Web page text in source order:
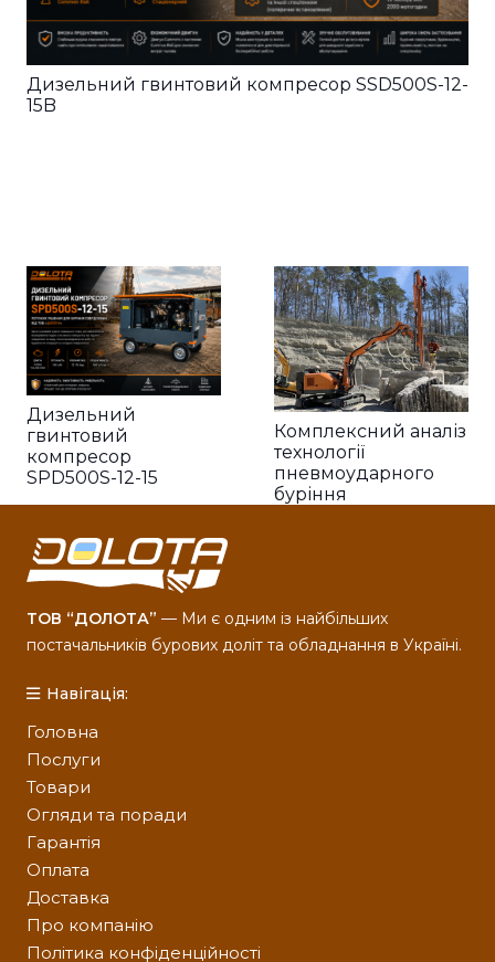
Дизельний гвинтовий компресор SSD500S-12-
15B
Дизельний
гвинтовий
компресор
SPD500S-12-15
Комплексний аналіз
технології
пневмоударного
буріння
ТОВ “ДОЛОТА” — Ми є одним із найбільших
постачальників бурових доліт та обладнання в Україні.
Навігація:
Головна
Послуги
Товари
Огляди та поради
Гарантія
Оплата
Доставка
Про компанію
Політика конфіденційності